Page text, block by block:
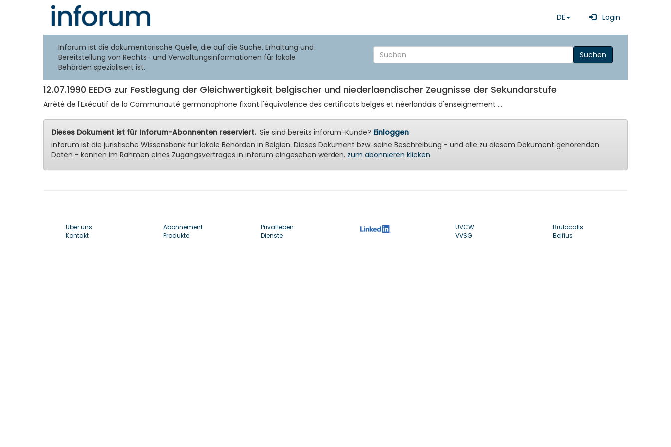
DE Login
Inforum ist die dokumentarische Quelle, die auf die Suche, Erhaltung und
Bereitstellung von Rechts- und Verwaltungsinformationen für lokale
Behörden spezialisiert ist.
Suchen
12.07.1990 EEDG zur Festlegung der Gleichwertigkeit belgischer und niederlaendischer Zeugnisse der Sekundarstufe
Arrêté de l'Exécutif de la Communauté germanophone fixant l'équivalence des certificats belges et néerlandais d'enseignement ...
Dieses Dokument ist für Inforum-Abonnenten reserviert.Sie sind bereits inforum-Kunde? Einloggen
inforum ist die juristische Wissensbank für lokale Behörden in Belgien. Dieses Dokument bzw. seine Beschreibung - und alle zu diesem Dokument gehörenden
Daten - können im Rahmen eines Zugangsvertrages in inforum eingesehen werden. zum abonnieren klicken
Über uns
Kontakt
Abonnement
Produkte
Privatleben
Dienste
UVCW
VVSG
Brulocalis
Belfius